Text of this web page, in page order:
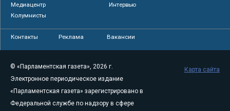
Медиацентр
Интервью
Колумнисты
Контакты Реклама Вакансии
© «Парламентская газета», 2026 г.
Электронное периодическое издание
«Парламентская газета» зарегистрировано в
Федеральной службе по надзору в сфере
Карта сайта